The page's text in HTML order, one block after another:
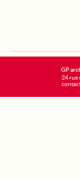
GP
24 rue